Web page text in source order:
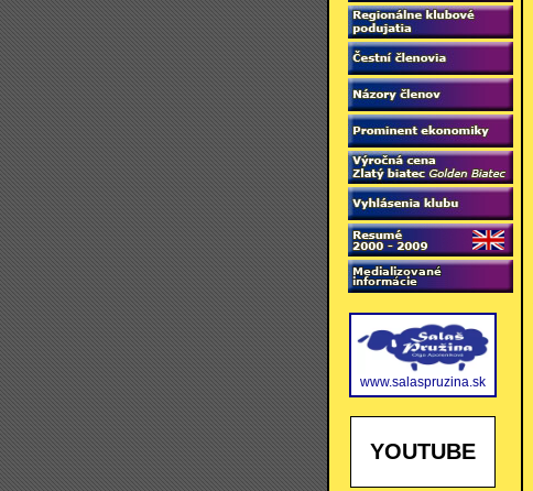
www.salaspruzina.sk
YOUTUBE